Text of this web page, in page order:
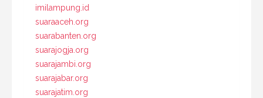
imilampung.id
suaraaceh.org
suarabanten.org
suarajogja.org
suarajambi.org
suarajabar.org
suarajatim.org